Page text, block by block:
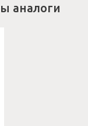
аналоги